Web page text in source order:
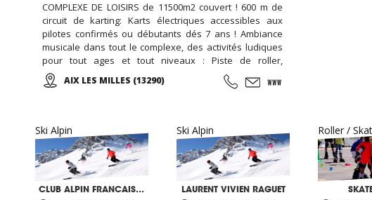
COMPLEXE DE LOISIRS de 11500m2 couvert ! 600 m de
circuit de karting: Karts électriques accessibles aux
pilotes confirmés ou débutants dés 7 ans ! Ambiance
musicale dans tout le complexe, des activités ludiques
pour tout ages et tout niveaux : Piste de roller,
restauration, jeux vidéo et simulateurs, laser game,
salle de loisirs enfant, anniversaires, soirées
AIX LES MILLES (13290)
Ski Alpin
CLUB ALPIN FRANCAIS DE HAUTE PROVENCE
Ski Alpin
LAURENT VIVIEN RAGUET
Roller /